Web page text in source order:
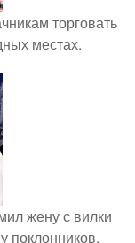
торговать
местах.
жену с вилки
поклонников.